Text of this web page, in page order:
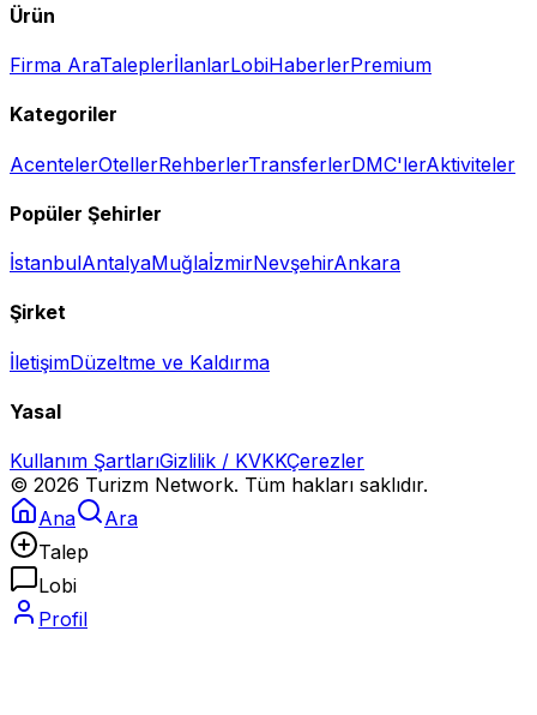
Ürün
Firma AraTaleplerİlanlarLobiHaberlerPremium
Kategoriler
AcentelerOtellerRehberlerTransferlerDMC'lerAktiviteler
Popüler Şehirler
İstanbulAntalyaMuğlaİzmirNevşehirAnkara
Şirket
İletişimDüzeltme ve Kaldırma
Yasal
Kullanım ŞartlarıGizlilik / KVKKÇerezler
© 2026 Turizm Network. Tüm hakları saklıdır.
Ana
Ara
Talep
Lobi
Profil